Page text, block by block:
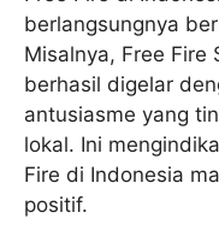
berlangsungnya
Misalnya, Free Fire
berhasil digelar
antusiasme yang
lokal. Ini
Fire di Indonesia
positif.